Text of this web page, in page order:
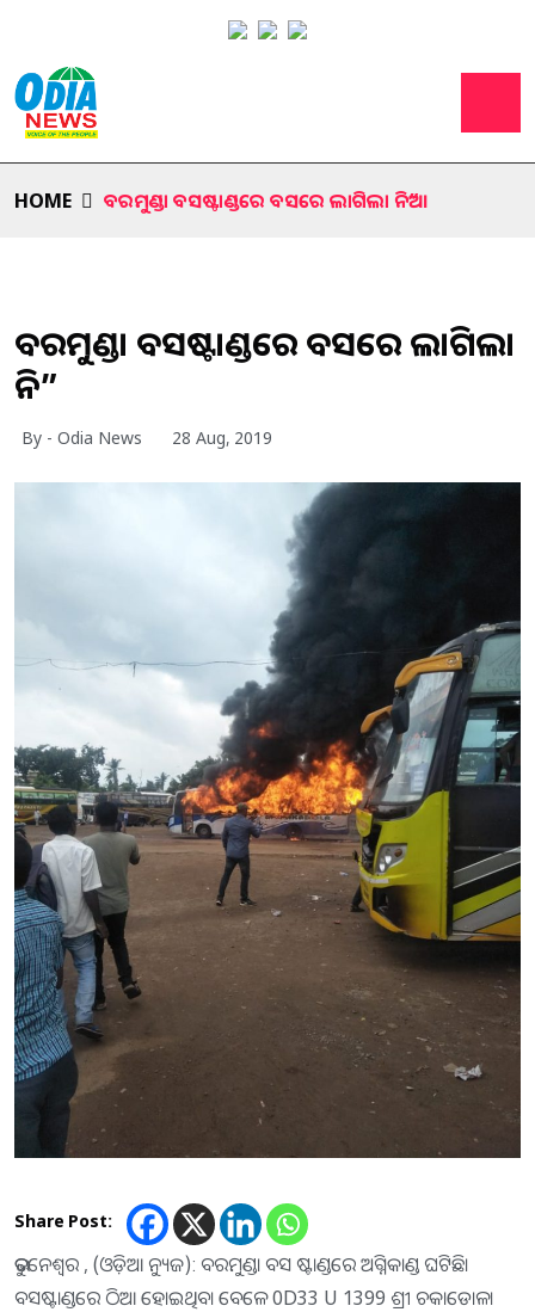
HOME ବରମୁଣ୍ଡା ବସଷ୍ଟାଣ୍ଡରେ ବସରେ ଲାଗିଲା ନିଆ”
ବରମୁଣ୍ଡା ବସଷ୍ଟାଣ୍ଡରେ ବସରେ ଲାଗିଲା
ନିଆ”
By - Odia News 28 Aug, 2019
Share Post:
ଭୁବନେଶ୍ୱର , (ଓଡ଼ିଆ ନ୍ୟୁଜ): ବରମୁଣ୍ଡା ବସ ଷ୍ଟାଣ୍ଡରେ ଅଗ୍ନିକାଣ୍ଡ ଘଟିଛି।
ବସଷ୍ଟାଣ୍ଡରେ ଠିଆ ହୋଇଥିବା ବେଳେ 0D33 U 1399 ଶ୍ରୀ ଚକାଡୋଳା